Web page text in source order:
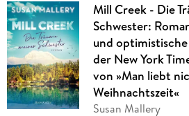
Mill Creek - Die
Schwester:
und
der New York
von »Man liebt
Weihnachtszeit«
Susan Mallery